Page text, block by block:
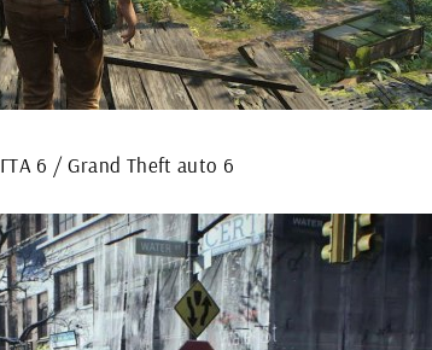
ГТА 6 / Grand Theft auto 6